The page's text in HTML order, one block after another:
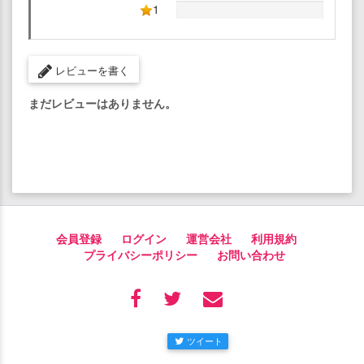
1
レビューを書く
まだレビューはありません。
会員登録 ログイン 運営会社
利用規約
プライバシーポリシー
お問い合わせ
ツイート